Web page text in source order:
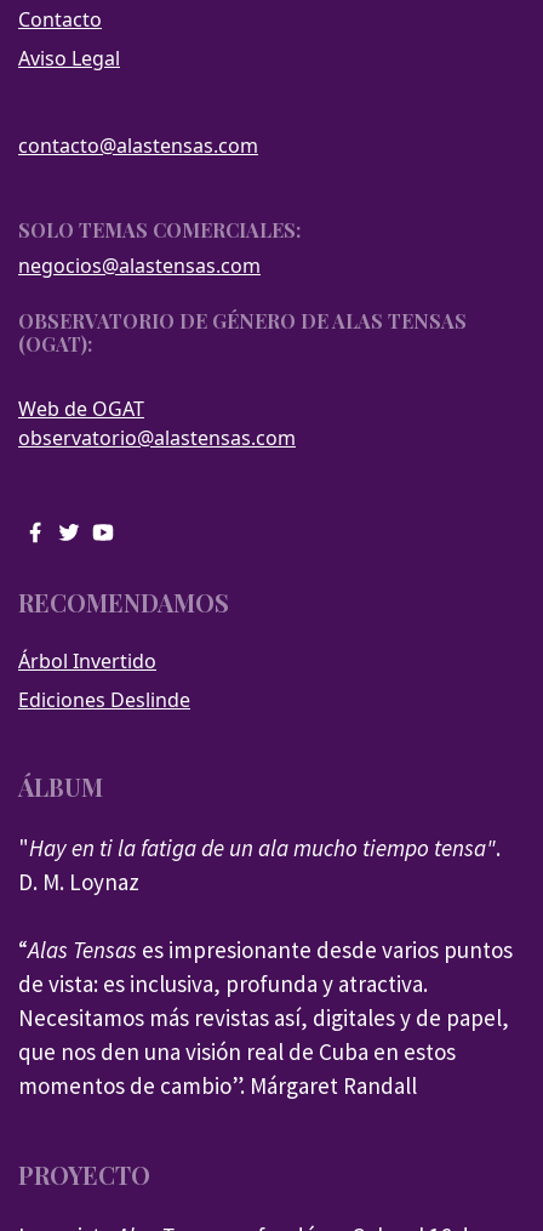
Contacto
Aviso Legal
contacto@alastensas.com
SOLO TEMAS COMERCIALES:
negocios@alastensas.com
OBSERVATORIO DE GÉNERO DE ALAS TENSAS
(OGAT):
Web de OGAT
observatorio@alastensas.com
RECOMENDAMOS
Árbol Invertido
Ediciones Deslinde
ÁLBUM
"Hay en ti la fatiga de un ala mucho tiempo tensa".
D. M. Loynaz
“Alas Tensas es impresionante desde varios puntos
de vista: es inclusiva, profunda y atractiva.
Necesitamos más revistas así, digitales y de papel,
que nos den una visión real de Cuba en estos
momentos de cambio”. Márgaret Randall
PROYECTO